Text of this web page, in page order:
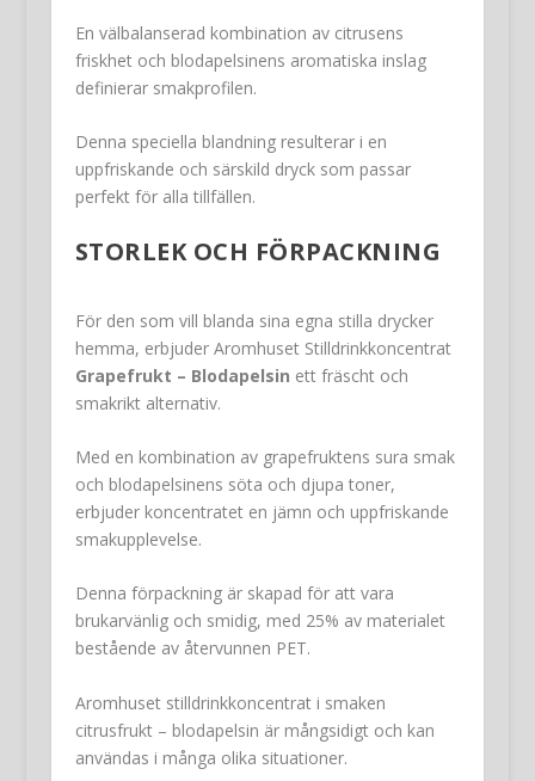
En välbalanserad kombination av citrusens
friskhet och blodapelsinens aromatiska inslag
definierar smakprofilen.
Denna speciella blandning resulterar i en
uppfriskande och särskild dryck som passar
perfekt för alla tillfällen.
STORLEK OCH FÖRPACKNING
För den som vill blanda sina egna stilla drycker
hemma, erbjuder Aromhuset Stilldrinkkoncentrat
Grapefrukt – Blodapelsin ett fräscht och
smakrikt alternativ.
Med en kombination av grapefruktens sura smak
och blodapelsinens söta och djupa toner,
erbjuder koncentratet en jämn och uppfriskande
smakupplevelse.
Denna förpackning är skapad för att vara
brukarvänlig och smidig, med 25% av materialet
bestående av återvunnen PET.
Aromhuset stilldrinkkoncentrat i smaken
citrusfrukt – blodapelsin är mångsidigt och kan
användas i många olika situationer.